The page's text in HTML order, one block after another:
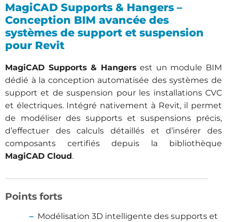
MagiCAD Supports & Hangers –
Conception BIM avancée des
systèmes de support et suspension
pour Revit
MagiCAD Supports & Hangers est un module BIM
dédié à la conception automatisée des systèmes de
support et de suspension pour les installations CVC
et électriques. Intégré nativement à Revit, il permet
de modéliser des supports et suspensions précis,
d’effectuer des calculs détaillés et d’insérer des
composants certifiés depuis la bibliothèque
MagiCAD Cloud.
Points forts
Modélisation 3D intelligente des supports et